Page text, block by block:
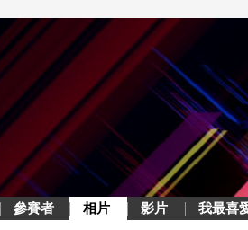
參賽者 相片 影片 我最喜